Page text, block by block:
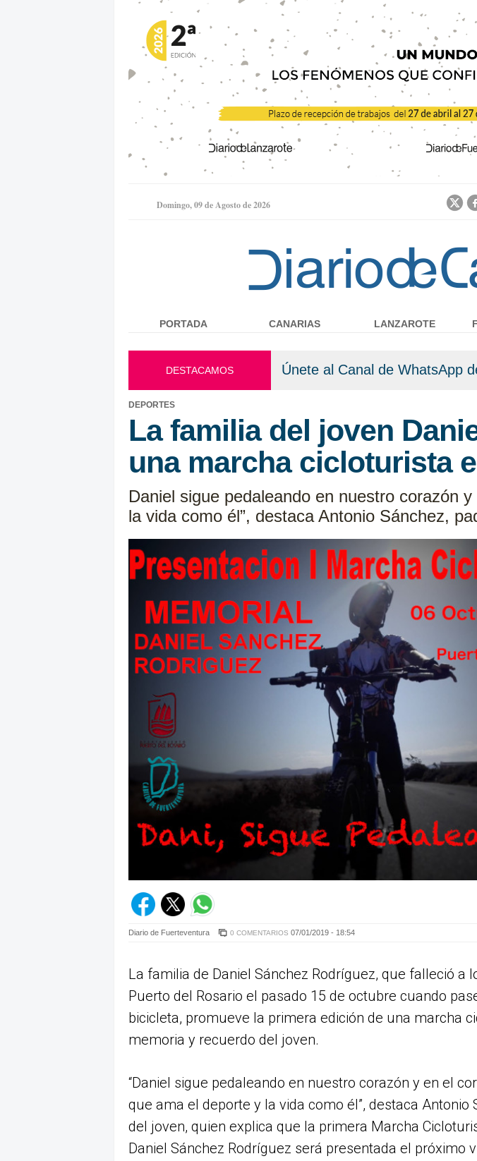
Jump to
Domingo, 09 de Agosto de 2026
DESTACAMOS Únete al Canal de WhatsApp
DEPORTES
La familia del joven
una marcha cicloturista
Daniel sigue pedaleando en nuestro corazón
la vida como él”, destaca Antonio Sánchez,
Diario de Fuerteventura 0 COMENTARIOS 07/01/2019 - 18:54
La familia de Daniel Sánchez Rodríguez, que falleció a
Puerto del Rosario el pasado 15 de octubre cuando
bicicleta, promueve la primera edición de una marcha
memoria y recuerdo del joven.
“Daniel sigue pedaleando en nuestro corazón y en el
que ama el deporte y la vida como él”, destaca Antonio
del joven, quien explica que la primera Marcha
Daniel Sánchez Rodríguez será presentada el próximo
PORTADA CANARIAS LANZAROTE